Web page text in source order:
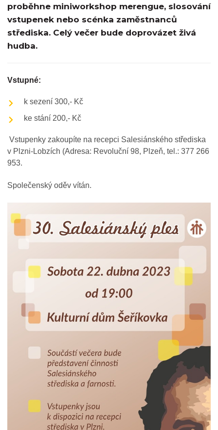
proběhne miniworkshop merengue, slosování
vstupenek nebo scénka zaměstnanců
střediska. Celý večer bude doprovázet živá
hudba.
Vstupné:
k sezení 300,- Kč
ke stání 200,- Kč
Vstupenky zakoupíte na recepci Salesiánského střediska
v Plzni-Lobzích (Adresa: Revoluční 98, Plzeň, tel.: 377 266
953.
Společenský oděv vítán.